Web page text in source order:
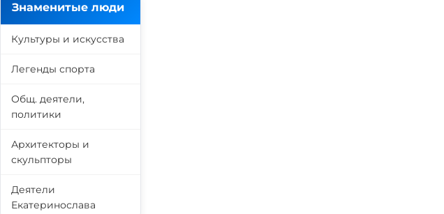
Знаменитые люди
Культуры и искусства
Легенды спорта
Общ. деятели,
политики
Архитекторы и
скульпторы
Деятели
Екатеринослава